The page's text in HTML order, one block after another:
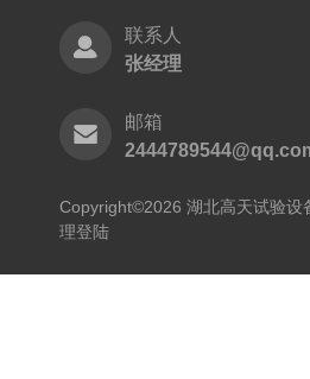
联系人
张经理
邮箱
Copyright©2026 湖北高天试验
理登陆